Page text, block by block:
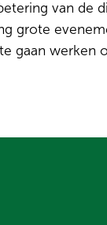
van de
grote
gaan werken